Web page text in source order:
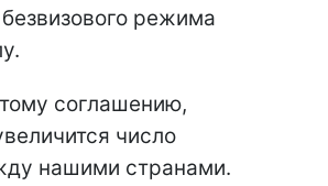
режима
соглашению,
число
нашими странами.